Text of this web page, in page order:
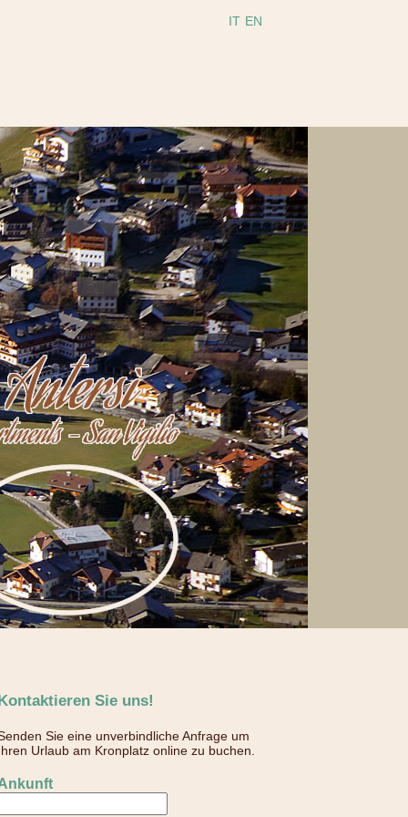
IT EN
Sie uns!
Sie eine unverbindliche Anfrage um
Urlaub am Kronplatz online zu buchen.